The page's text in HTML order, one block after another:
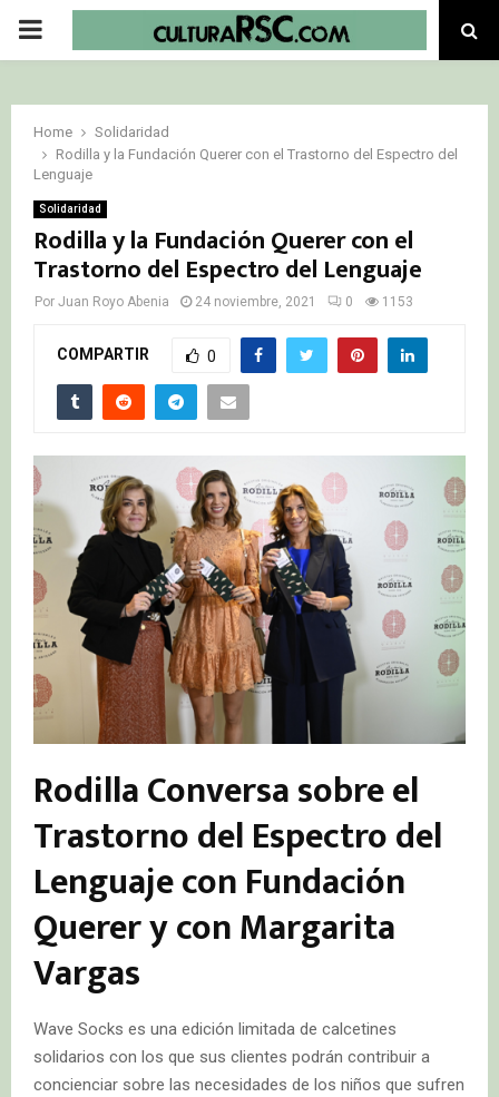
PRIMARY
Home
Solidaridad
Rodilla y la Fundación Querer con el Trastorno del Espectro del
Lenguaje
Solidaridad
Rodilla y la Fundación Querer con el
Trastorno del Espectro del Lenguaje
Por Juan Royo Abenia 24 noviembre, 2021 0 1153
COMPARTIR 0
Rodilla Conversa sobre el
Trastorno del Espectro del
Lenguaje con Fundación
Querer y con Margarita
Vargas
Wave Socks es una edición limitada de calcetines
solidarios con los que sus clientes podrán contribuir a
concienciar sobre las necesidades de los niños que sufren